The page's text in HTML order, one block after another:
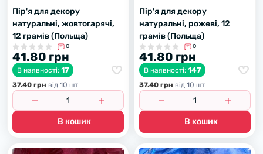
Пір'я для декору
натуральні, жовтогарячі,
12 грамів (Польща)
0
41.80 грн
В наявності: 17
37.40 грн вiд 10 шт
В кошик
Пір'я для декору
натуральні, рожеві, 12
грамів (Польща)
0
41.80 грн
В наявності: 147
37.40 грн вiд 10 шт
В кошик